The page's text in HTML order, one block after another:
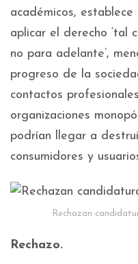
académicos,
aplicar el derecho ‘tal
no para adelante’,
progreso de la
contactos
organizaciones
podrían llegar a
consumidores y
Rechazan
Rechazo.